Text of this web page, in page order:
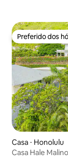
Preferido dos
Preferido dos
Casa ⋅ Honolulu
Casa Hale